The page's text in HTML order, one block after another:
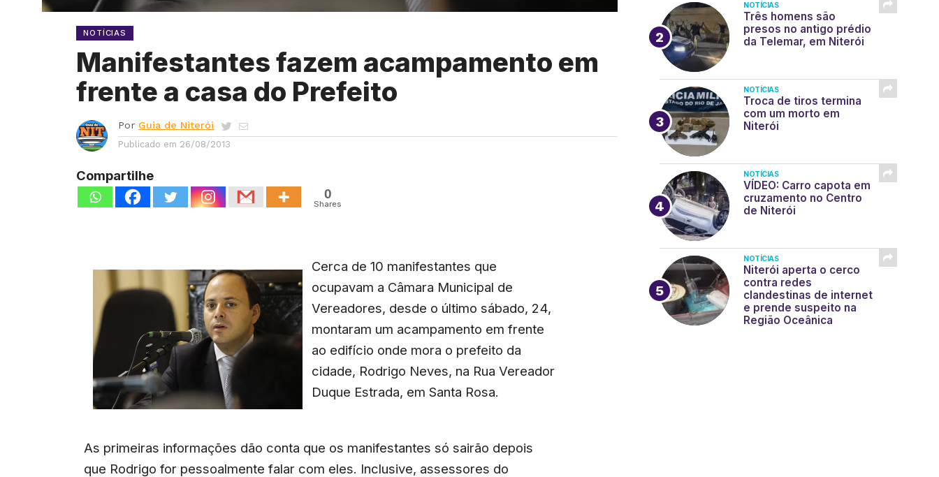
NOTÍCIAS
Manifestantes fazem acampamento em
frente a casa do Prefeito
Por Guia de Niterói
Publicado em 26/08/2013
Compartilhe
0
Shares
Cerca de 10 manifestantes que
ocupavam a Câmara Municipal de
Vereadores, desde o último sábado, 24,
montaram um acampamento em frente
ao edifício onde mora o prefeito da
cidade, Rodrigo Neves, na Rua Vereador
Duque Estrada, em Santa Rosa.
As primeiras informações dão conta que os manifestantes só sairão depois
que Rodrigo for pessoalmente falar com eles. Inclusive, assessores do
NOTÍCIAS
Três homens são
presos no antigo prédio
da Telemar, em Niterói
NOTÍCIAS
Troca de tiros termina
com um morto em
Niterói
NOTÍCIAS
VÍDEO: Carro capota em
cruzamento no Centro
de Niterói
NOTÍCIAS
Niterói aperta o cerco
contra redes
clandestinas de internet
e prende suspeito na
Região Oceânica